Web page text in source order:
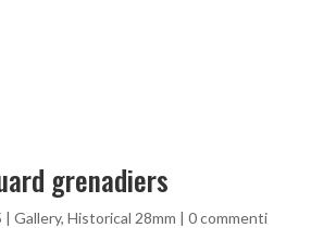
grenadiers
|Gallery,Historical 28mm |0 commenti